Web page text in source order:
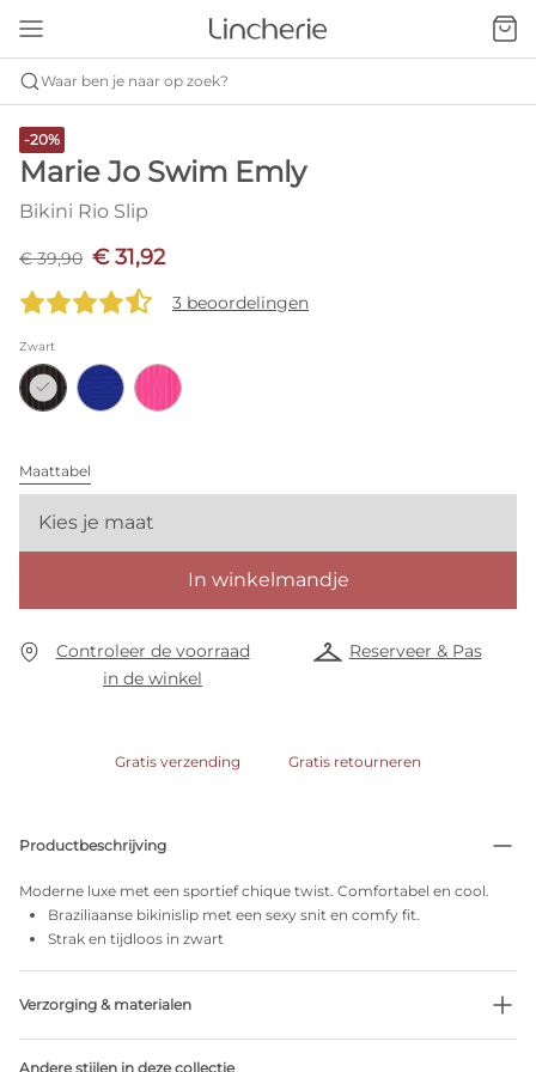
Waar ben je naar op zoek?
-20%
Marie Jo Swim Emly
Bikini Rio Slip
€ 39,90 € 31,92
3 beoordelingen
Zwart
Maattabel
Kies je maat
In winkelmandje
Controleer de voorraad
in de winkel
Reserveer & Pas
Gratis verzending Gratis retourneren
Productbeschrijving
Moderne luxe met een sportief chique twist. Comfortabel en cool.
Braziliaanse bikinislip met een sexy snit en comfy fit.
Strak en tijdloos in zwart
Verzorging & materialen
Andere stijlen in deze collectie